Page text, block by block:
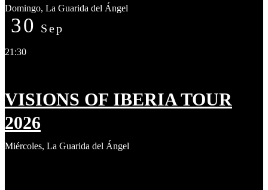
Domingo, La Guarida del Ángel
30 Sep
21:30
VISIONS OF IBERIA TOUR
2026
Miércoles, La Guarida del Ángel